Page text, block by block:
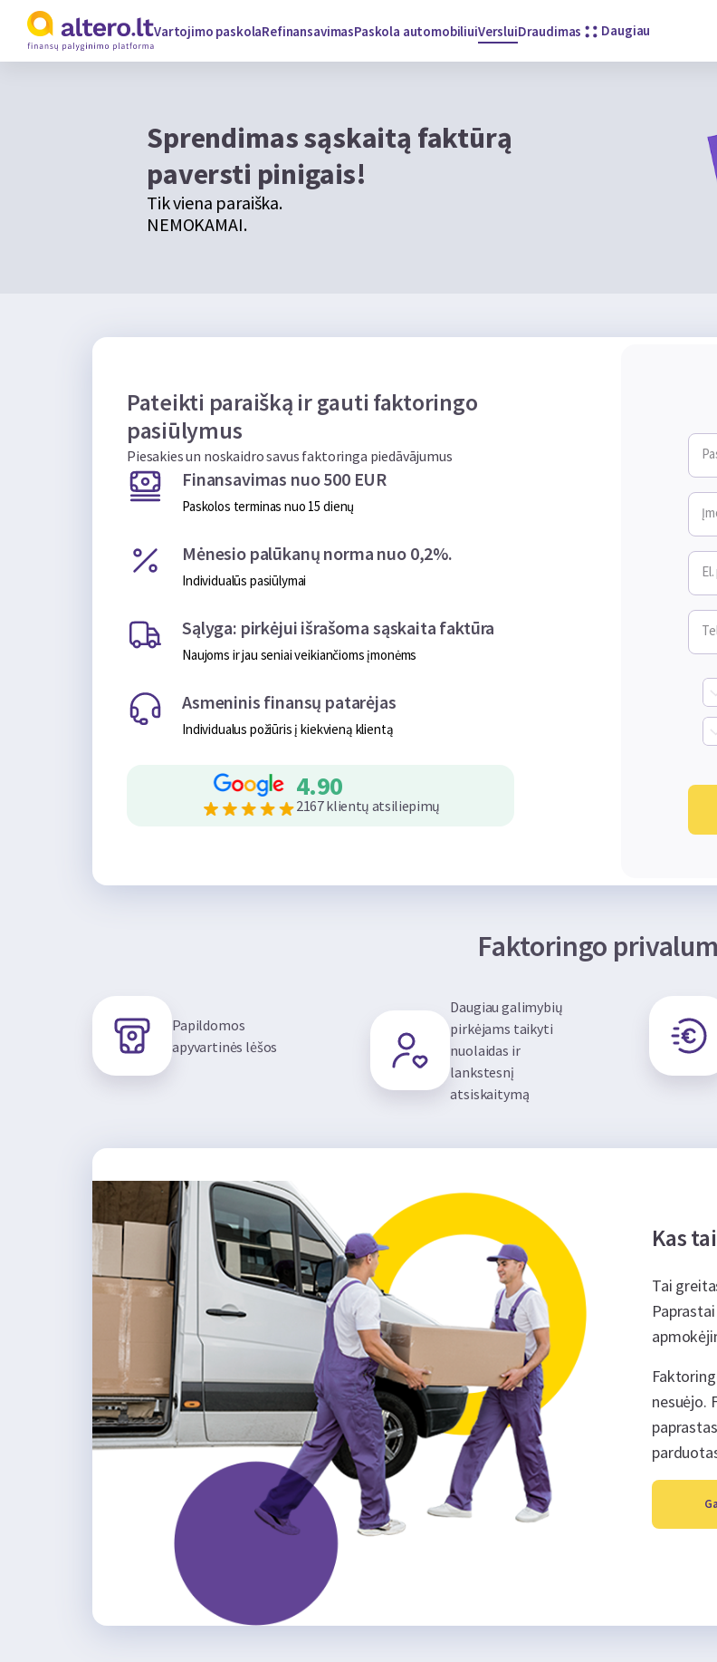
Vartojimo paskolaRefinansavimasPaskola automobiliuiVersluiDraudimas Daugiau
Sprendimas sąskaitą faktūrą
paversti pinigais!
Tik viena paraiška.
NEMOKAMAI.
Pateikti paraišką ir gauti faktoringo
pasiūlymus
Piesakies un noskaidro savus faktoringa piedāvājumus
Finansavimas nuo 500 EUR
Paskolos terminas nuo 15 dienų
Mėnesio palūkanų norma nuo 0,2%.
Individualūs pasiūlymai
Sąlyga: pirkėjui išrašoma sąskaita faktūra
Naujoms ir jau seniai veikiančioms įmonėms
Asmeninis finansų patarėjas
Individualus požiūris į kiekvieną klientą
4.90
2167 klientų atsiliepimų
Faktoringo
Papildomos
apyvartinės lėšos
Daugiau galimybių
pirkėjams taikyti
nuolaidas ir
lankstesnį
atsiskaitymą
Kas
Tai
nesuėjo.